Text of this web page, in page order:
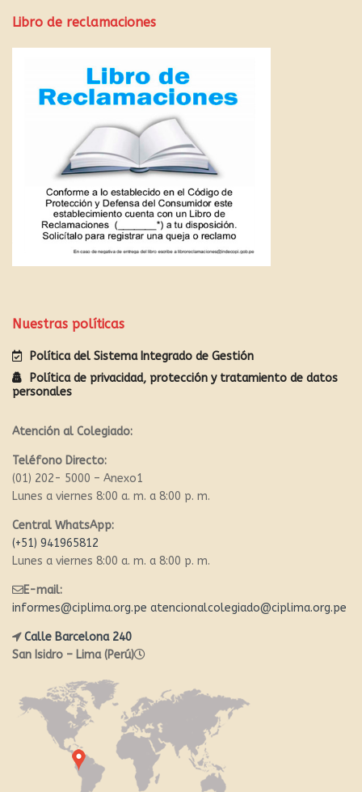
Libro de reclamaciones
Nuestras políticas
Política del Sistema Integrado de Gestión
Política de privacidad, protección y tratamiento de datos
personales
Atención al Colegiado:
Teléfono Directo:
(01) 202- 5000 – Anexo1
Lunes a viernes 8:00 a. m. a 8:00 p. m.
Central WhatsApp:
(+51) 941965812
Lunes a viernes 8:00 a. m. a 8:00 p. m.
E-mail:
informes@ciplima.org.pe atencionalcolegiado@ciplima.org.pe
Calle Barcelona 240
San Isidro – Lima (Perú)